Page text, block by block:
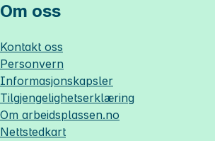
Om oss
Kontakt oss
Personvern
Informasjonskapsler
Tilgjengelighetserklæring
Om arbeidsplassen.no
Nettstedkart